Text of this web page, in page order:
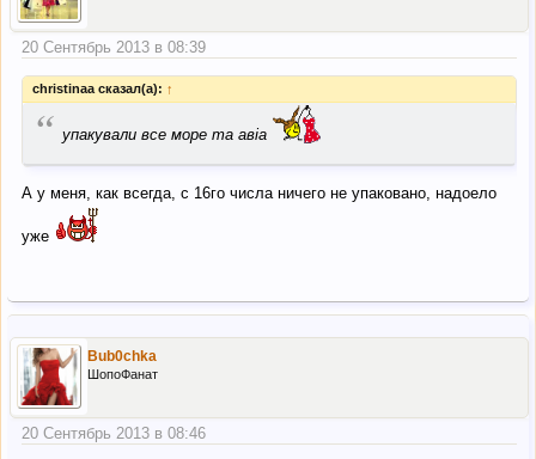
20 Сентябрь 2013 в 08:39
christinaa сказал(а): ↑
“ упакували все море та авіа
А у меня, как всегда, с 16го числа ничего не упаковано, надоело
уже
Bub0chka
ШопоФанат
20 Сентябрь 2013 в 08:46